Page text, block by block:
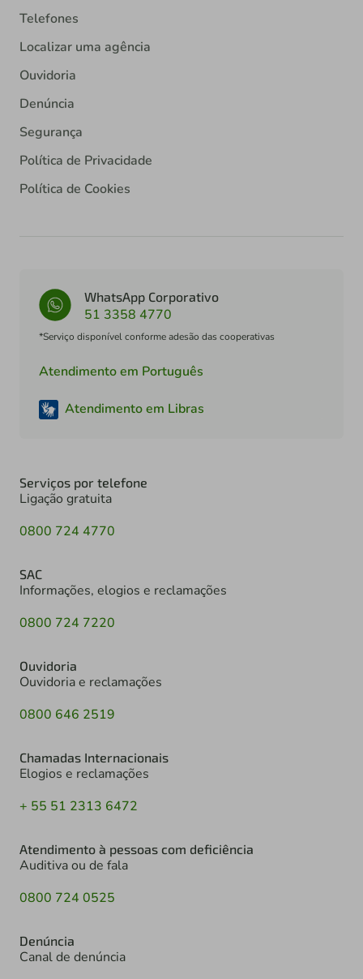
Telefones
Localizar uma agência
Ouvidoria
Denúncia
Segurança
Política de Privacidade
Política de Cookies
WhatsApp Corporativo
51 3358 4770
*Serviço disponível conforme adesão das cooperativas
Atendimento em Português
Atendimento em Libras
Serviços por telefone
Ligação gratuita
0800 724 4770
SAC
Informações, elogios e reclamações
0800 724 7220
Ouvidoria
Ouvidoria e reclamações
0800 646 2519
Chamadas Internacionais
Elogios e reclamações
+ 55 51 2313 6472
Atendimento à pessoas com deficiência
Auditiva ou de fala
0800 724 0525
Denúncia
Canal de denúncia